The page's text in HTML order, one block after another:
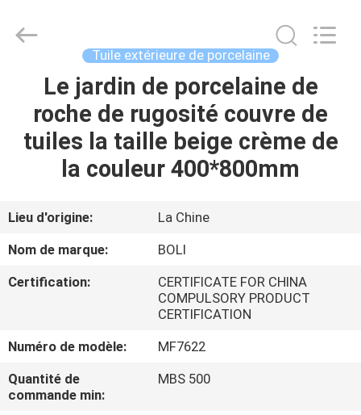
MAISON
VIDÉOS
À
DE
NOUS
CERAMICS
Tuile extérieure de porcelaine
Le jardin de porcelaine de
roche de rugosité couvre de
tuiles la taille beige crème de
la couleur 400*800mm
Lieu d'origine:
La Chine
Nom de marque:
BOLI
Certification:
CERTIFICATE FOR CHINA
COMPULSORY PRODUCT
CERTIFICATION
Numéro de modèle:
MF7622
Quantité de
commande min:
MBS 500